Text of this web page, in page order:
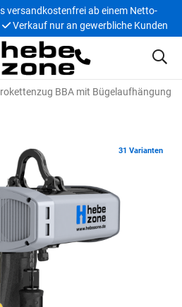
versandkostenfrei ab einem Netto-
Verkauf nur an gewerbliche Kunden
BBA mit Bügelaufhängung
31 Varianten